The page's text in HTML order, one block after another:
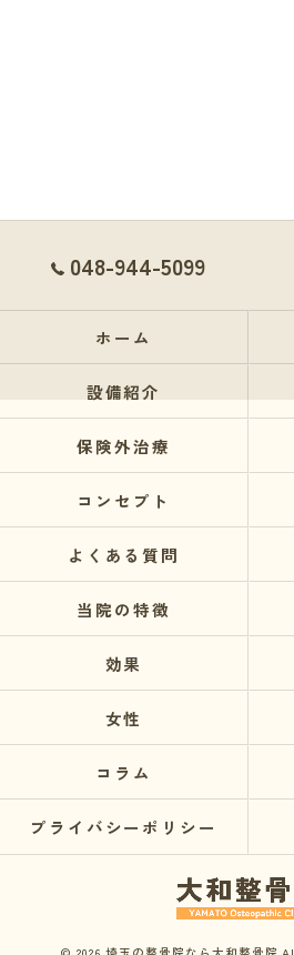
048-944-5099
ホーム
設備紹介
保険外治療
コンセプト
よくある質問
当院の特徴
効果
女性
コラム
プライバシーポリシー